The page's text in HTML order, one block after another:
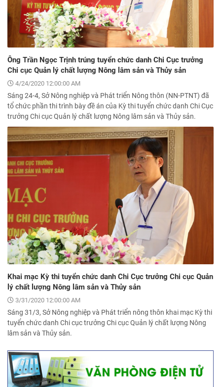
Ông Trần Ngọc Trịnh trúng tuyển chức danh Chi Cục trưởng
Chi cục Quản lý chất lượng Nông lâm sản và Thủy sản
4/24/2020 12:00:00 AM
Sáng 24-4, Sở Nông nghiệp và Phát triển Nông thôn (NN-PTNT) đã
tổ chức phần thi trình bày đề án của Kỳ thi tuyển chức danh Chi Cục
trưởng Chi cục Quản lý chất lượng Nông lâm sản và Thủy sản.
Khai mạc Kỳ thi tuyển chức danh Chi Cục trưởng Chi cục Quản
lý chất lượng Nông lâm sản và Thủy sản
3/31/2020 12:00:00 AM
Sáng 31/3, Sở Nông nghiệp và Phát triển nông thôn khai mạc Kỳ thi
tuyển chức danh Chi cục trưởng Chi cục Quản lý chất lượng Nông
lâm sản và Thủy sản.